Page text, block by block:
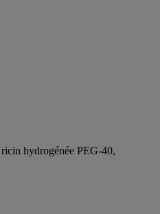
hydrogénée PEG-40,